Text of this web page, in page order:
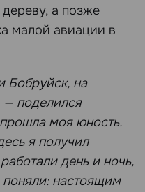
а позже
малой авиации в
Бобруйск, на
— поделился
моя юность.
я получил
день и ночь,
поняли: настоящим